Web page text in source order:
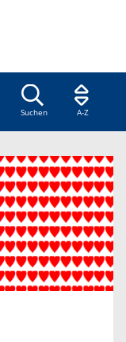
Suchen A-Z